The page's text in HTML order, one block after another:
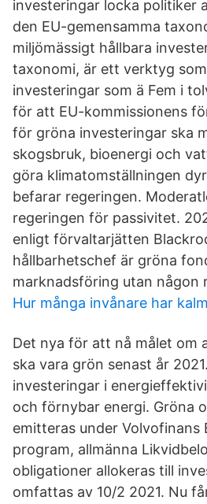
investeringar locka politiker
den EU-gemensamma
miljömässigt hållbara
taxonomi, är ett verktyg
investeringar som ä Fem i
för att EU-kommissionens
för gröna investeringar ska
skogsbruk, bioenergi och
göra klimatomställningen
befarar regeringen.
regeringen för passivitet.
enligt förvaltarjätten
hållbarhetschef är gröna
marknadsföring utan någon
Hur många invånare har
Det nya för att nå målet om
ska vara grön senast år
investeringar i
och förnybar energi. Gröna
emitteras under Volvofinans
program, allmänna
obligationer allokeras till
omfattas av 10/2 2021. Nu